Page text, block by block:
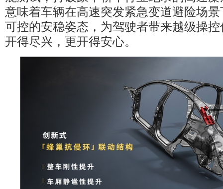
意味着车辆在高速突发紧急变道避险场
可控的安稳姿态，为驾驶者带来越级操
开得尽兴，更开得安心。